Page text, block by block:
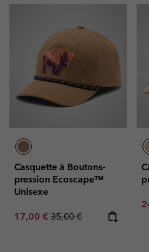
Casquette à Boutons-
pression Ecoscape™
Unisexe
Sale price:
17,00 € Regular price:
35,00 €